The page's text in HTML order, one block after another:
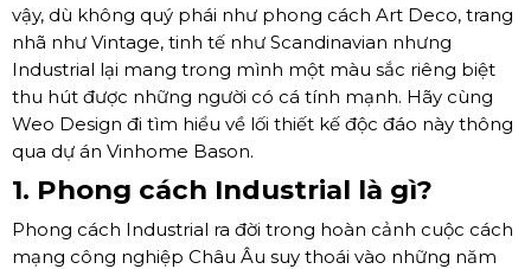
vậy, dù không quý phái như phong cách Art Deco, trang
nhã như Vintage, tinh tế như Scandinavian nhưng
Industrial lại mang trong mình một màu sắc riêng biệt
thu hút được những người có cá tính mạnh. Hãy cùng
Weo Design đi tìm hiểu về lối thiết kế độc đáo này thông
qua dự án Vinhome Bason.
1. Phong cách Industrial là gì?
Phong cách Industrial ra đời trong hoàn cảnh cuộc cách
mạng công nghiệp Châu Âu suy thoái vào những năm